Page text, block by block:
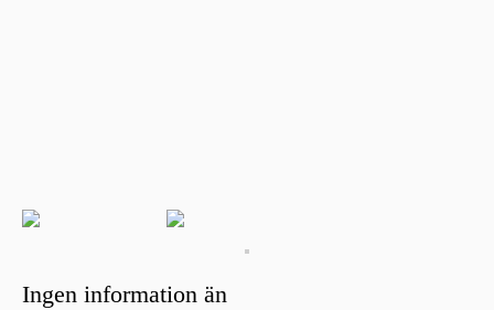
Ingen information än